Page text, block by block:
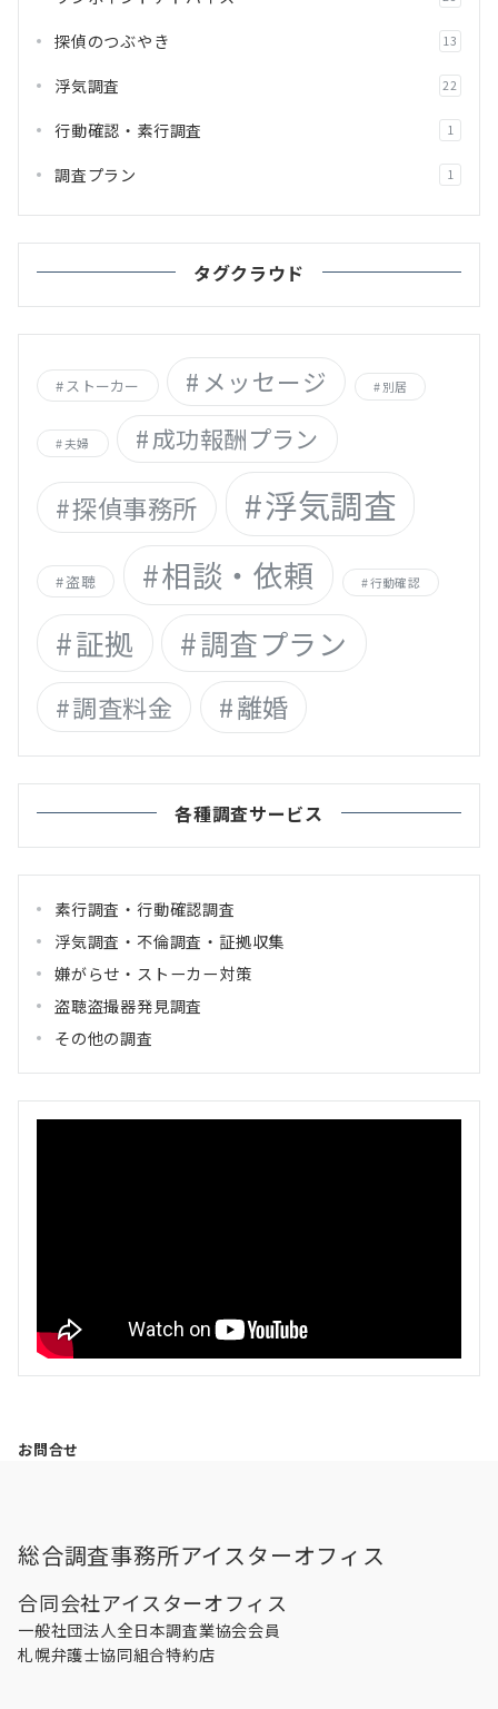
探偵のつぶやき 13
浮気調査 22
行動確認・素行調査 1
調査プラン 1
タグクラウド
ストーカー メッセージ 別居
夫婦 成功報酬プラン
探偵事務所 浮気調査
盗聴 相談・依頼 行動確認
証拠 調査プラン
調査料金 離婚
各種調査サービス
素行調査・行動確認調査
浮気調査・不倫調査・証拠収集
嫌がらせ・ストーカー対策
盗聴盗撮器発見調査
その他の調査
お問合せ
総合調査事務所アイスターオフィス
合同会社アイスターオフィス
一般社団法人全日本調査業協会会員
札幌弁護士協同組合特約店